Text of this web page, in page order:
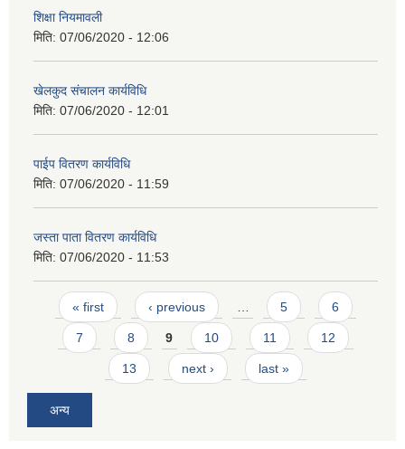
शिक्षा नियमावली
मिति: 07/06/2020 - 12:06
खेलकुद संचालन कार्यविधि
मिति: 07/06/2020 - 12:01
पाईप वितरण कार्यविधि
मिति: 07/06/2020 - 11:59
जस्ता पाता वितरण कार्यविधि
मिति: 07/06/2020 - 11:53
Pages
« first ‹ previous 5 6
7 8 9 10 11 12
13 next › last »
अन्य